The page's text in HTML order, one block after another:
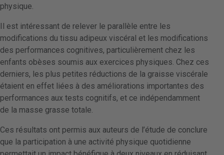
physique.
Il est intéressant de relever le parallèle entre les
modifications du tissu adipeux viscéral et les modifications
des performances cognitives, particulièrement chez les
enfants obèses soumis aux exercices physiques. Chez ces
derniers, les plus petites réductions de la graisse viscérale
étaient en effet liées à des améliorations importantes des
performances aux tests cognitifs, et ce indépendamment
de la masse grasse totale.
Ces résultats ont permis aux auteurs de l’étude de conclure
que la participation à une activité physique quotidienne